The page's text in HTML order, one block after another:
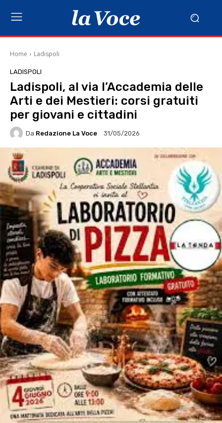
Home Ladispoli
LADISPOLI
Ladispoli, al via l’Accademia delle
Arti e dei Mestieri: corsi gratuiti
per giovani e cittadini
Da Redazione La Voce 31/05/2026